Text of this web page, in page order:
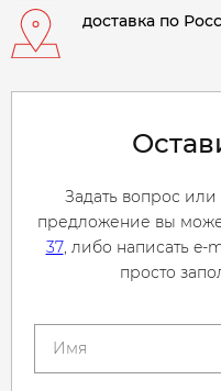
доставка по
Задать вопрос
предложение вы
37, либо написать e-
просто